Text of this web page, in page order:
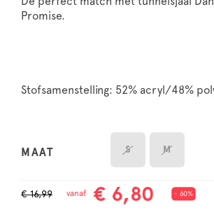
Promise.
Stofsamenstelling: 52% acryl/48%
MAAT S M
€ 16,99 vanaf € 6,80 - 60%